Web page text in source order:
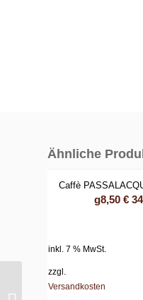
Ähnliche
Caffè
8,50 €
g
inkl. 7 % MwSt.
zzgl.
Versandkosten
Caffè PASSALACQUA